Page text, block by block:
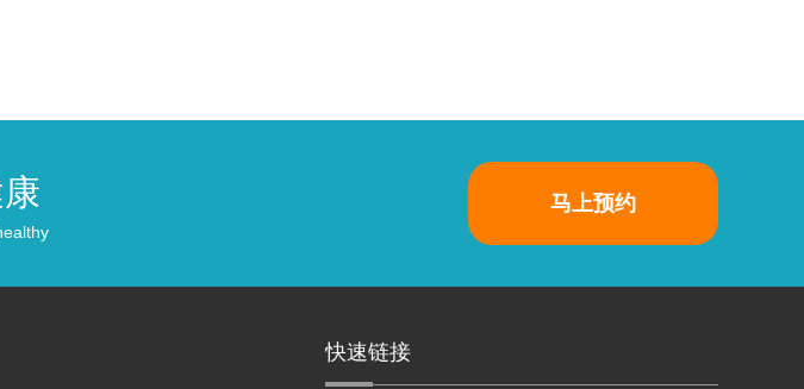
马上预约
快速链接